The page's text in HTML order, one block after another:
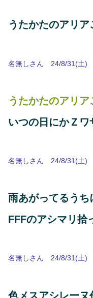
うたかたのアリ
名無しさん 24/8/31(土)
うたかたのアリ
いつの日にかＺ
名無しさん 24/8/31(土)
雨あがってるう
FFFのアシマリ拾
名無しさん 24/8/31(土)
色メスアシレーヌ